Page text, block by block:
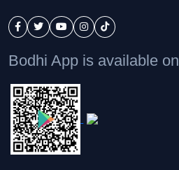
Bodhi App is available on